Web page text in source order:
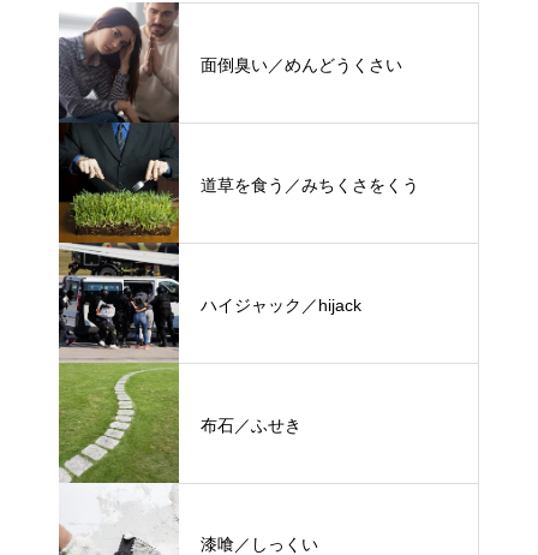
面倒臭い／めんどうくさい
道草を食う／みちくさをくう
ハイジャック／hijack
布石／ふせき
漆喰／しっくい